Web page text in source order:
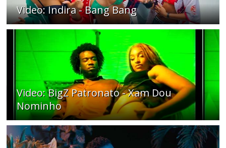
Video: Indira - Bang Bang
Video: BigZ Patronato - Xam Dou
Nominho